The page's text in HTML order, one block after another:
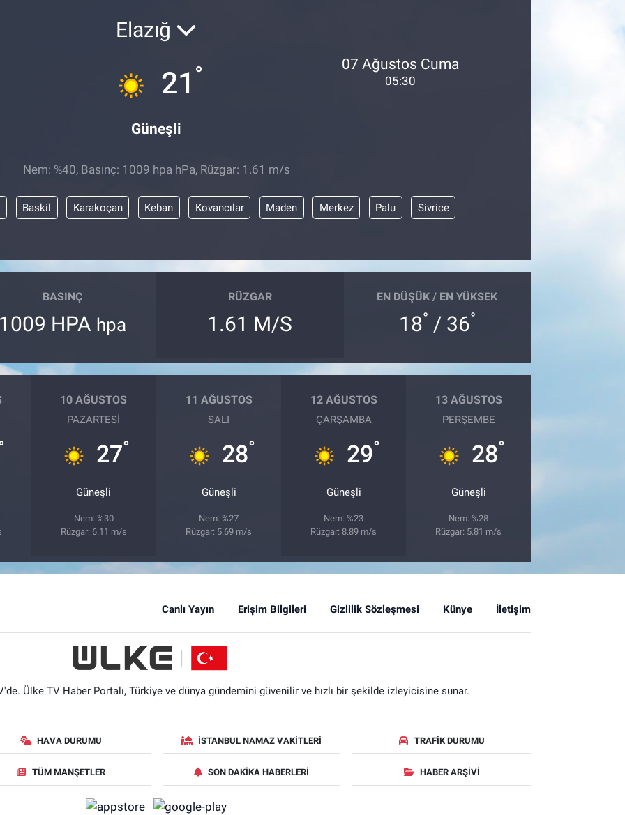
Elazığ
21 °
Güneşli
07 Ağustos Cuma
05:30
Nem: %40, Basınç: 1009 hpa hPa, Rüzgar: 1.61 m/s
Baskil Karakoçan Keban Kovancılar Maden Merkez Palu Sivrice
BASINÇ
1009 HPA hpa
RÜZGAR
1.61 M/S
EN DÜŞÜK / EN YÜKSEK
18° / 36°
10 AĞUSTOS
PAZARTESI
27°
Güneşli
Nem: %30
Rüzgar: 6.11 m/s
11 AĞUSTOS
SALI
28°
Güneşli
Nem: %27
Rüzgar: 5.69 m/s
12 AĞUSTOS
ÇARŞAMBA
29°
Güneşli
Nem: %23
Rüzgar: 8.89 m/s
13 AĞUSTOS
PERŞEMBE
28°
Güneşli
Nem: %28
Rüzgar: 5.81 m/s
Canlı Yayın Erişim Bilgileri Gizlilik Sözleşmesi Künye İletişim
Ülke TV Haber Portalı, Türkiye ve dünya gündemini güvenilir ve hızlı bir şekilde izleyicisine sunar.
HAVA DURUMU İSTANBUL NAMAZ VAKITLERI TRAFIK DURUMU
TÜM MANŞETLER SON DAKIKA HABERLERI HABER ARŞIVI